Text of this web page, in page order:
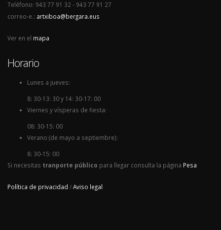
Teléfono: 943 77 91 32 - 943 77 91 27
correo-e.: artxiboa@bergara.eus
Ver en el mapa
Horario
Lunes a jueves:
8: 30-13: 30 y 14: 30-17: 00
Viernes y vísperas de fiesta:
08: 30-15: 00
Verano (de mayo a septiembre):
8: 30-15: 00
Si necesitas tranporte público para llegar consulta la página Pesa
Política de privacidad /Aviso legal